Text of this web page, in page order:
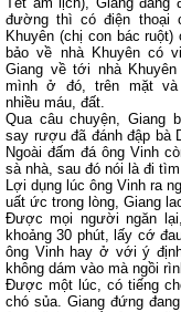
đường thì có điện thoại
Khuyên (chị con bác
bảo về nhà Khuyên có
Giang về tới nhà
mình ở đó, trên mặt
nhiều máu, đất.
Qua câu chuyện, Giang
say rượu đã đánh đập bà
Ngoài đấm đá ông Vinh
sà nhà, sau đó nói là đi
Lợi dụng lúc ông Vinh ra
uất ức trong lòng, Giang
Được mọi người ngăn
khoảng 30 phút, lấy cớ
ông Vinh hay ở với ý
không dám vào mà ngồi
Được một lúc, có tiếng
chó sủa. Giang đứng